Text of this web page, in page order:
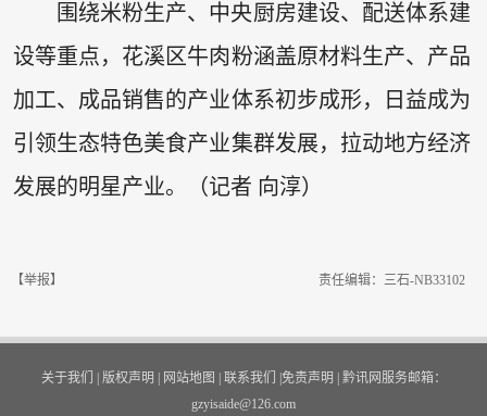
围绕米粉生产、中央厨房建设、配送体系建
设等重点，花溪区牛肉粉涵盖原材料生产、产品
加工、成品销售的产业体系初步成形，日益成为
引领生态特色美食产业集群发展，拉动地方经济
发展的明星产业。（记者 向淳）
【举报】 责任编辑：三石-NB33102
关于我们 版权声明 网站地图 联系我们 免责声明
黔讯网服务邮箱：
gzyisaide@126.com